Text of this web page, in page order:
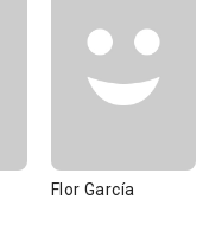
Flor García